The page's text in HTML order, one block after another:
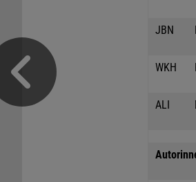
JBN
WKH
ALI